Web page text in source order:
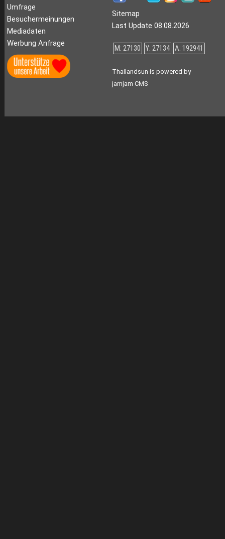
Umfrage
Besuchermeinungen
Mediadaten
Werbung Anfrage
Sitemap
Last Update 08.08.2026
M: 27130 Y: 27134 A: 192941
Thailandsun is powered by
jamjam CMS